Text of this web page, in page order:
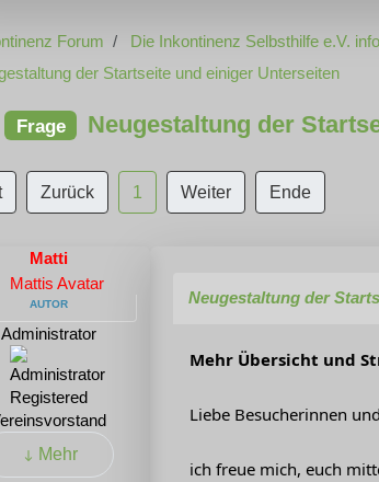
Forum Die Inkontinenz Selbsthilfe e.V.
der Startseite und einiger Unterseiten
Frage Neugestaltung der
Zurück 1 Weiter Ende
Matti
AUTOR
Administrator
Registered
Mehr
Neugestaltung der
Mehr Übersicht und
Liebe Besucherinnen
ich freue mich, euch